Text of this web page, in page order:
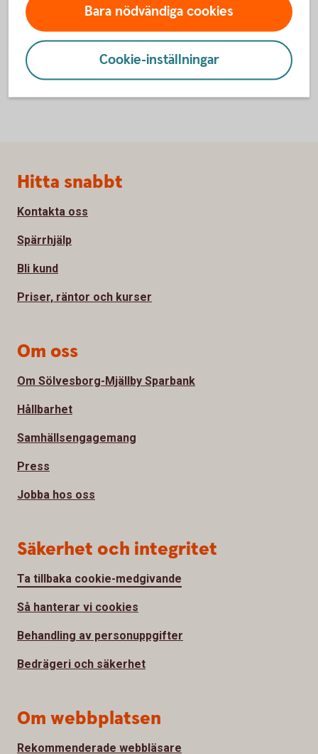
Inställningar för cookies
Bara nödvändiga cookies
Cookie-inställningar
Sidfot
Hitta snabbt
Kontakta oss
Spärrhjälp
Bli kund
Priser, räntor och kurser
Om oss
Om Sölvesborg-Mjällby Sparbank
Hållbarhet
Samhällsengagemang
Press
Jobba hos oss
Säkerhet och integritet
Ta tillbaka cookie-medgivande
Så hanterar vi cookies
Behandling av personuppgifter
Bedrägeri och säkerhet
Om webbplatsen
Rekommenderade webbläsare